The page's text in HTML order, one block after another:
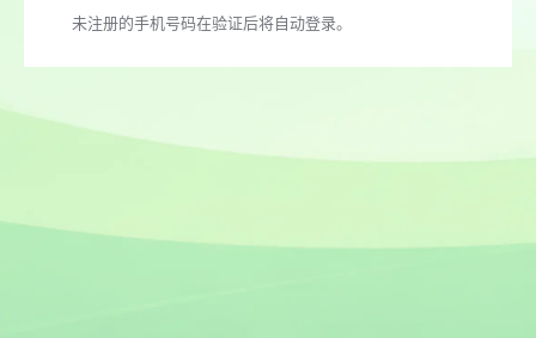
未注册的手机号码在验证后将自动登录。